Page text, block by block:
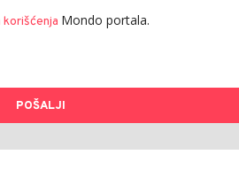
korišćenja Mondo portala.
POŠALJI